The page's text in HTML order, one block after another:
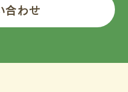
合わせ